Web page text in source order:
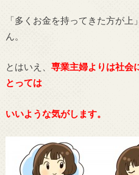
「多くお金を持ってきた方が
ん。
とはいえ、 専業主婦よりは社会
とっては
いいような気がします。